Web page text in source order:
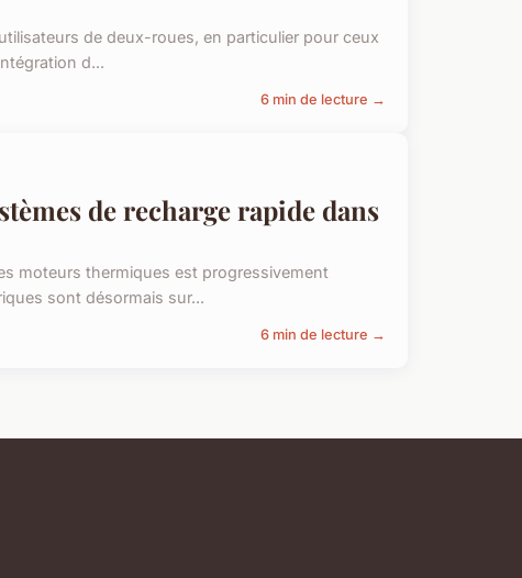
de deux-roues, en particulier pour ceux
d...
6 min de lecture →
de recharge rapide dans
moteurs thermiques est progressivement
sont désormais sur...
6 min de lecture →